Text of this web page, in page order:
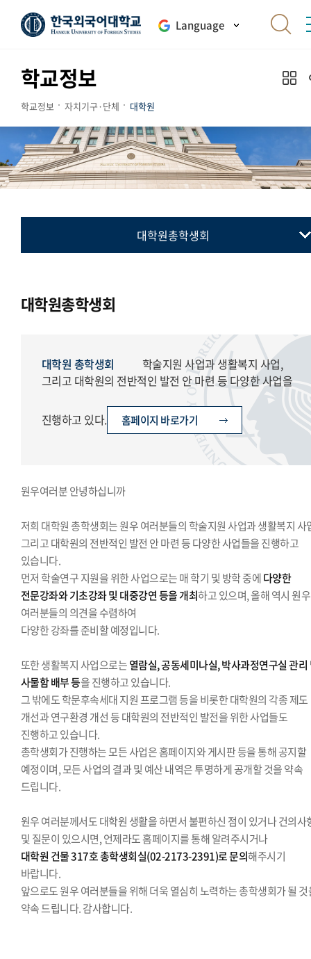
Language
학교정보
학교정보 자치기구·단체 대학원
대학원총학생회
교육대학원총학생회
글로벌공공리더십대학원총학생회
대학원총학생회
대학원 총학생회
학술지원 사업과 생활복지 사업,
그리고 대학원의 전반적인 발전 안 마련 등 다양한 사업을
진행하고 있다. 홈페이지 바로가기
원우여러분 안녕하십니까
저희 대학원 총학생회는 원우 여러분들의 학술지원 사업과 생활복지 사
그리고 대학원의 전반적인 발전 안 마련 등 다양한 사업들을 진행하고
있습니다.
먼저 학술연구 지원을 위한 사업으로는 매 학기 및 방학 중에다양한
전문강좌와 기초강좌 및 대중강연 등을 개최하고 있으며, 올해 역시 원우
여러분들의 의견을 수렴하여
다양한 강좌를 준비할 예정입니다.
또한 생활복지 사업으로는열람실, 공동세미나실, 박사과정연구실 관리
사물함 배부 등을 진행하고 있습니다.
그 밖에도 학문후속세대 지원 프로그램 등을 비롯한 대학원의 각종 제도
개선과 연구환경 개선 등 대학원의 전반적인 발전을 위한 사업들도
진행하고 있습니다.
총학생회가 진행하는 모든 사업은 홈페이지와 게시판 등을 통해 공지할
예정이며, 모든 사업의 결과 및 예산 내역은 투명하게 공개할 것을 약속
드립니다.
원우 여러분께서도 대학원 생활을 하면서 불편하신 점이 있거나 건의사
및 질문이 있으시면, 언제라도 홈페이지를 통해 알려주시거나
대학원 건물 317호 총학생회실(02-2173-2391)로 문의해주시기
바랍니다.
앞으로도 원우 여러분들을 위해 더욱 열심히 노력하는 총학생회가 될
약속 드립니다. 감사합니다.